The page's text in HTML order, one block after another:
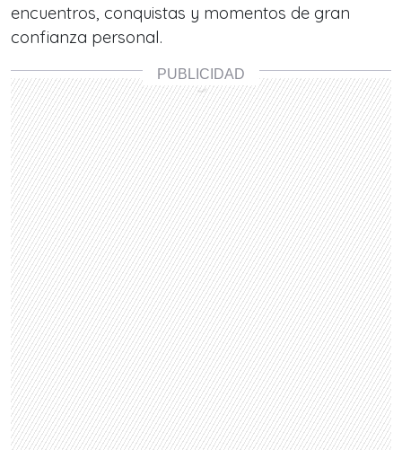
encuentros, conquistas y momentos de gran
confianza personal.